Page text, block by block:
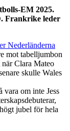
EM 2025.
Frankrike leder
Nederländerna
mot tabelljumbon
Clara Mateo
skulle Wales
vara om inte Jess
jubel för hela